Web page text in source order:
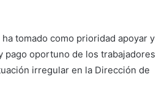
tomado como prioridad apoyar y
pago oportuno de los trabajadores
irregular en la Dirección de